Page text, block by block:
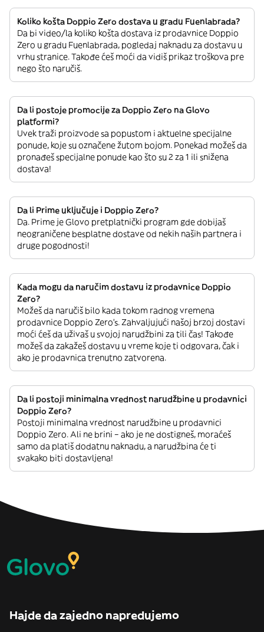
Koliko košta Doppio Zero dostava u gradu Fuenlabrada?
Da bi video/la koliko košta dostava iz prodavnice Doppio
Zero u gradu Fuenlabrada, pogledaj naknadu za dostavu u
vrhu stranice. Takođe ćeš moći da vidiš prikaz troškova pre
nego što naručiš.
Da li postoje promocije za Doppio Zero na Glovo
platformi?
Uvek traži proizvode sa popustom i aktuelne specijalne
ponude, koje su označene žutom bojom. Ponekad možeš da
pronađeš specijalne ponude kao što su 2 za 1 ili snižena
dostava!
Da li Prime uključuje i Doppio Zero?
Da. Prime je Glovo pretplatnički program gde dobijaš
neograničene besplatne dostave od nekih naših partnera i
druge pogodnosti!
Kada mogu da naručim dostavu iz prodavnice Doppio
Zero?
Možeš da naručiš bilo kada tokom radnog vremena
prodavnice Doppio Zero’s. Zahvaljujući našoj brzoj dostavi
moći ćeš da uživaš u svojoj narudžbini za tili čas! Takođe
možeš da zakažeš dostavu u vreme koje ti odgovara, čak i
ako je prodavnica trenutno zatvorena.
Da li postoji minimalna vrednost narudžbine u prodavnici
Doppio Zero?
Postoji minimalna vrednost narudžbine u prodavnici
Doppio Zero. Ali ne brini – ako je ne dostigneš, moraćeš
samo da platiš dodatnu naknadu, a narudžbina će ti
svakako biti dostavljena!
Hajde da zajedno napredujemo